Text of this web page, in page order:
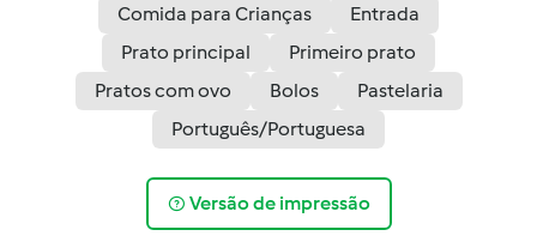
Comida para Crianças
Entrada
Prato principal
Primeiro prato
Pratos com ovo
Bolos
Pastelaria
Português/Portuguesa
Versão de impressão